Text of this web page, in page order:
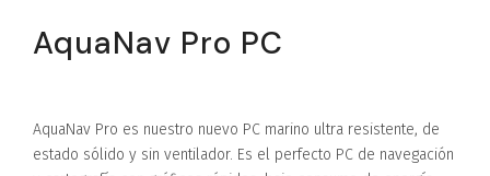
AquaNav Pro PC
AquaNav Pro es nuestro nuevo PC marino ultra resistente, de
estado sólido y sin ventilador. Es el perfecto PC de navegación